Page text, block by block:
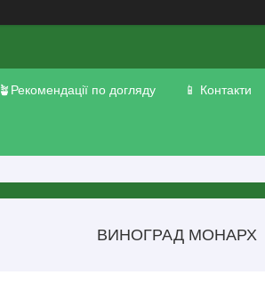
🪴Рекомендації по догляду 📱 Контакти
ВИНОГРАД МОНАРХ